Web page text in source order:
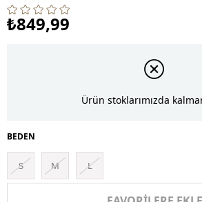
₺849,99
Ürün stoklarımızda
BEDEN
S M L